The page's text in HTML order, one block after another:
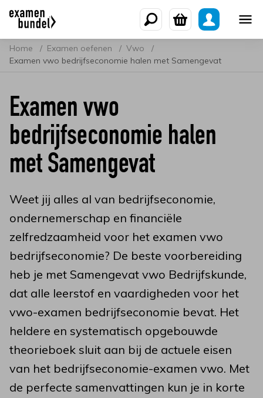
Home Examen oefenen
Vwo
Examen vwo bedrijfseconomie halen met Samengevat
Examen vwo
bedrijfseconomie halen
met Samengevat
Weet jij alles al van bedrijfseconomie,
ondernemerschap en financiële
zelfredzaamheid voor het examen vwo
bedrijfseconomie? De beste voorbereiding
heb je met Samengevat vwo Bedrijfskunde,
dat alle leerstof en vaardigheden voor het
vwo-examen bedrijfseconomie bevat. Het
heldere en systematisch opgebouwde
theorieboek sluit aan bij de actuele eisen
van het bedrijfseconomie-examen vwo. Met
de perfecte samenvattingen kun je in korte